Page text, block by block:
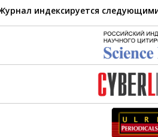
индексируется